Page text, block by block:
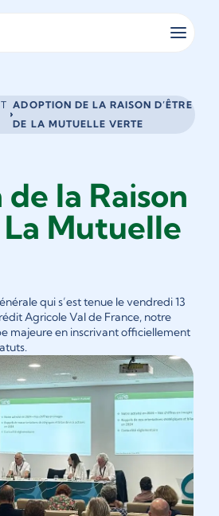
ADOPTION DE LA RAISON D’ÊTRE
DE LA MUTUELLE VERTE
la Raison
La Mutuelle
qui s’est tenue le vendredi 13
Agricole Val de France, notre
majeure en inscrivant officiellement